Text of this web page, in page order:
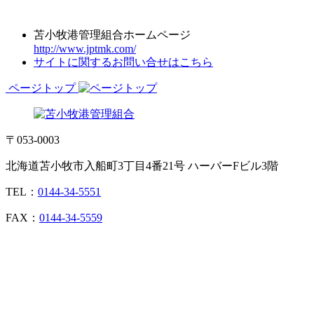
苫小牧港管理組合ホームページ
http://www.jptmk.com/
サイトに関するお問い合せはこちら
ページトップ
〒053-0003
北海道苫小牧市入船町3丁目4番21号 ハーバーFビル3階
TEL： 0144-34-5551
FAX： 0144-34-5559